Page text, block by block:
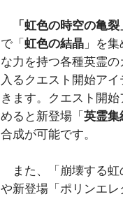
「虹色の時空の亀
で「 虹色の結晶 」を
な力を持つ各種英霊
入るクエスト開始ア
きます。クエスト開
めると新登場「 英霊集
合成が可能です。
また、「崩壊する虹
や新登場「ポリンエレ